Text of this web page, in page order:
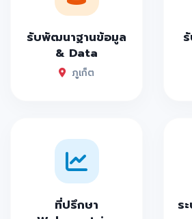
รับพัฒนาฐานข้อมูล
& Data
ภูเก็ต
ที่ปรึกษา
ร